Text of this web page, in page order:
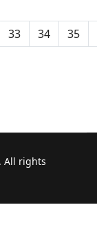
33 34 35
All rights